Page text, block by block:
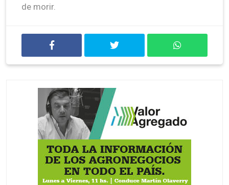
de morir.